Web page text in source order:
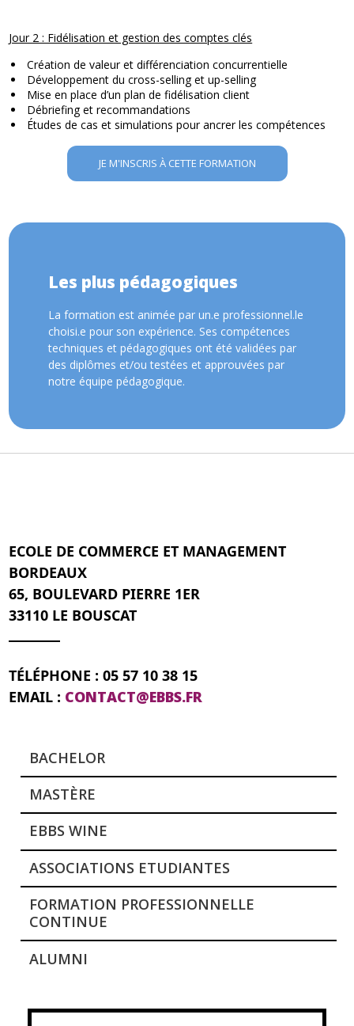
Jour 2 : Fidélisation et gestion des comptes clés
Création de valeur et différenciation concurrentielle
Développement du cross-selling et up-selling
Mise en place d’un plan de fidélisation client
Débriefing et recommandations
Études de cas et simulations pour ancrer les compétences
JE M'INSCRIS À CETTE FORMATION
Les plus pédagogiques
La formation est animée par un.e professionnel.le
choisi.e pour son expérience. Ses compétences
techniques et pédagogiques ont été validées par
des diplômes et/ou testées et approuvées par
notre équipe pédagogique.
ECOLE DE COMMERCE ET MANAGEMENT
BORDEAUX
65, BOULEVARD PIERRE 1ER
33110 LE BOUSCAT
TÉLÉPHONE : 05 57 10 38 15
EMAIL : CONTACT@EBBS.FR
BACHELOR
MASTÈRE
EBBS WINE
ASSOCIATIONS ETUDIANTES
FORMATION PROFESSIONNELLE
CONTINUE
ALUMNI